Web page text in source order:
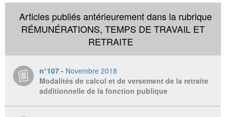
Articles publiés antérieurement dans la rubrique
RÉMUNÉRATIONS, TEMPS DE TRAVAIL ET
RETRAITE
n°107 - Novembre 2018
Modalités de calcul et de versement de la retraite
additionnelle de la fonction publique